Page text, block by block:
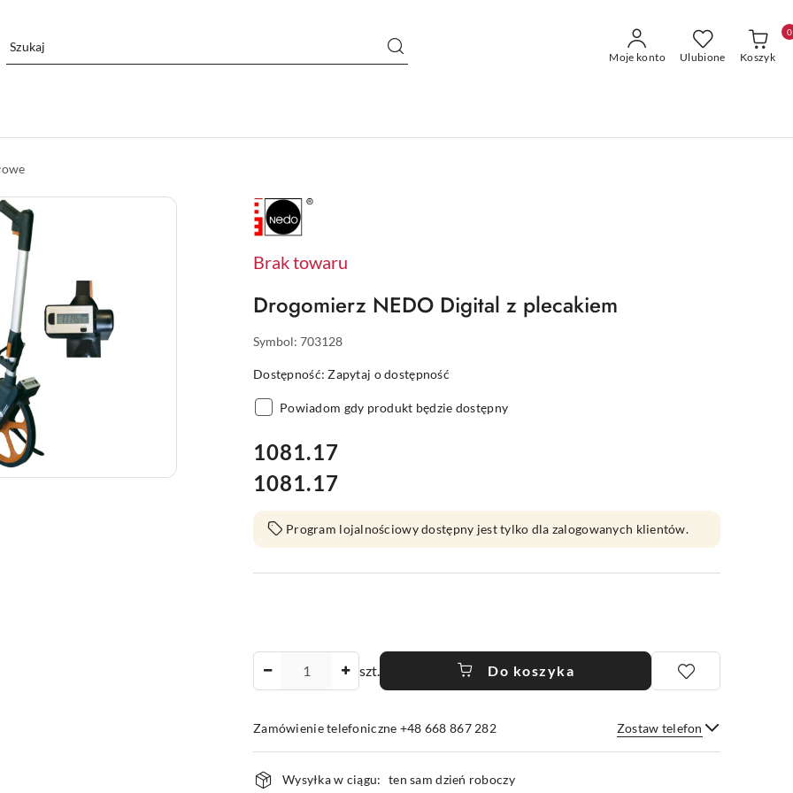
Moje konto Ulubione Koszyk
0
NAZWA
PRODUCENTA:
NEDO
Brak towaru
Drogomierz NEDO Digital z plecakiem
Symbol: 703128
Dostępność:Zapytaj o dostępność
Powiadom gdy produkt będzie dostępny
cena:
1081.17
Cena:
1081.17
Program lojalnościowy dostępny jest tylko dla zalogowanych klientów.
szt. Do koszyka
Zamówienie telefoniczne +48 668 867 282 Zostaw telefon
Wyślij
Dostępność
Wysyłka w ciągu: ten sam dzień roboczy